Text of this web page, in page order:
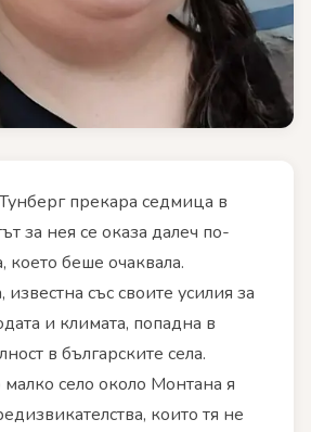
прекара седмица в
за нея се оказа далеч по-
което беше очаквала.
известна със своите усилия за
и климата, попадна в
в българските села.
село около Монтана я
които тя не